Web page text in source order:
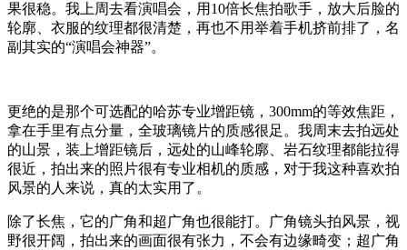
果很稳。我上周去看演唱会，用10倍长焦拍歌手，放大后脸的
轮廓、衣服的纹理都很清楚，再也不用举着手机挤前排了，名
副其实的“演唱会神器”。
更绝的是那个可选配的哈苏专业增距镜，300mm的等效焦距，
拿在手里有点分量，全玻璃镜片的质感很足。我周末去拍远处
的山景，装上增距镜后，远处的山峰轮廓、岩石纹理都能拉得
很近，拍出来的照片很有专业相机的质感，对于我这种喜欢拍
风景的人来说，真的太实用了。
除了长焦，它的广角和超广角也很能打。广角镜头拍风景，视
野很开阔，拍出来的画面很有张力，不会有边缘畸变；超广角